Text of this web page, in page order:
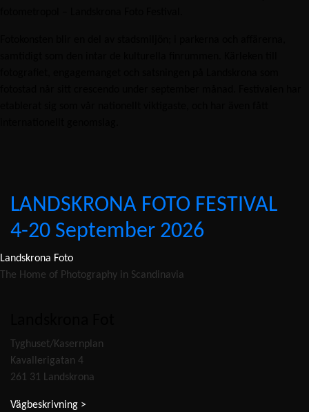
LANDSKRONA FOTO FESTIVAL
4-20 September 2026
Landskrona Foto
The Home of Photography in Scandinavia
Tyghuset/Kasernplan
Kavallerigatan 4
261 31 Landskrona
Vägbeskrivning >